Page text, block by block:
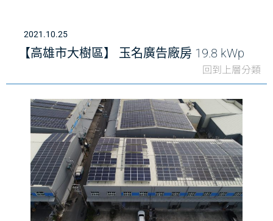
2021.10.25
【高雄市大樹區】 玉名廣告廠房 19.8 kWp
回到上層分類